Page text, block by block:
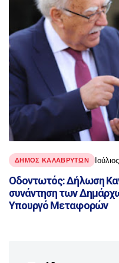
ΔΗΜΟΣ ΚΑΛΑΒΡΥΤΩΝ
Οδοντωτός: Δήλωση
συνάντηση των
Υπουργό Μεταφορών